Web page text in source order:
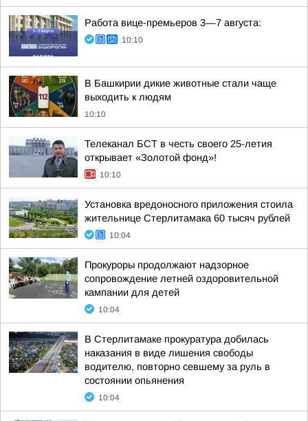
Работа вице-премьеров 3—7 августа:
10:10
В Башкирии дикие животные стали чаще
выходить к людям
10:10
Телеканал БСТ в честь своего 25-летия
открывает «Золотой фонд»!
10:10
Установка вредоносного приложения стоила
жительнице Стерлитамака 60 тысяч рублей
10:04
Прокуроры продолжают надзорное
сопровождение летней оздоровительной
кампании для детей
10:04
В Стерлитамаке прокуратура добилась
наказания в виде лишения свободы
водителю, повторно севшему за руль в
состоянии опьянения
10:04